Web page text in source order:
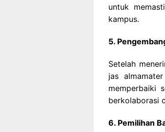
untuk
kampus.
5.
Setelah
jas
memperbaiki
berkolaborasi
6. Pemilihan